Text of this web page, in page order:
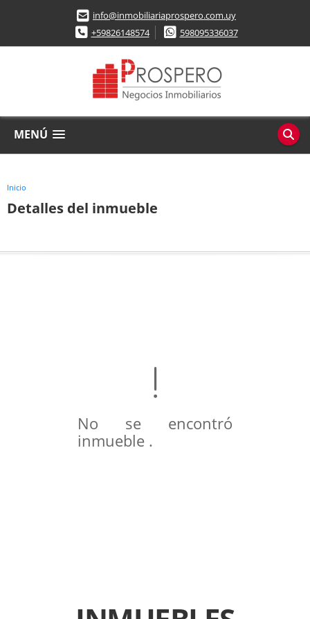
info@inmobiliariaprospero.com.uy
+59826148574
598095336037
MENÚ
Inicio
Detalles del inmueble
No se encontró
inmueble .